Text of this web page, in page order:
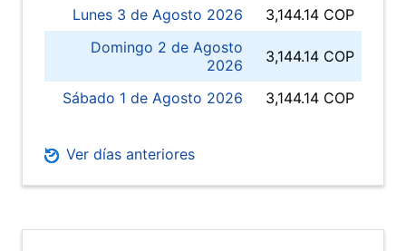
Lunes 3 de Agosto 2026
3,144.14 COP
Domingo 2 de Agosto
2026
3,144.14 COP
Sábado 1 de Agosto 2026 3,144.14 COP
Ver días anteriores